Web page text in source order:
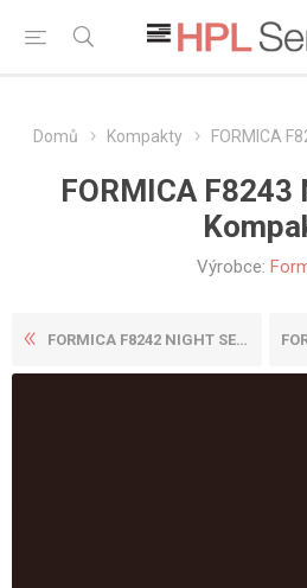
Domů Kompakty FORMICA
FORMICA F8243
Výrobce:
FORMICA F8242 NIGHT SEA KOM...